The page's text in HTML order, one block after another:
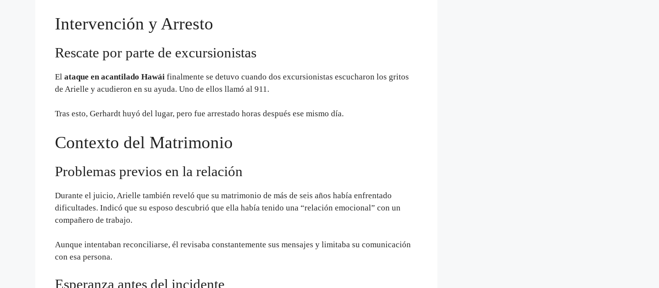
Intervención y Arresto
Rescate por parte de excursionistas
El ataque en acantilado Hawái finalmente se detuvo cuando dos excursionistas escucharon los gritos
de Arielle y acudieron en su ayuda. Uno de ellos llamó al 911.
Tras esto, Gerhardt huyó del lugar, pero fue arrestado horas después ese mismo día.
Contexto del Matrimonio
Problemas previos en la relación
Durante el juicio, Arielle también reveló que su matrimonio de más de seis años había enfrentado
dificultades. Indicó que su esposo descubrió que ella había tenido una “relación emocional” con un
compañero de trabajo.
Aunque intentaban reconciliarse, él revisaba constantemente sus mensajes y limitaba su comunicación
con esa persona.
Esperanza antes del incidente